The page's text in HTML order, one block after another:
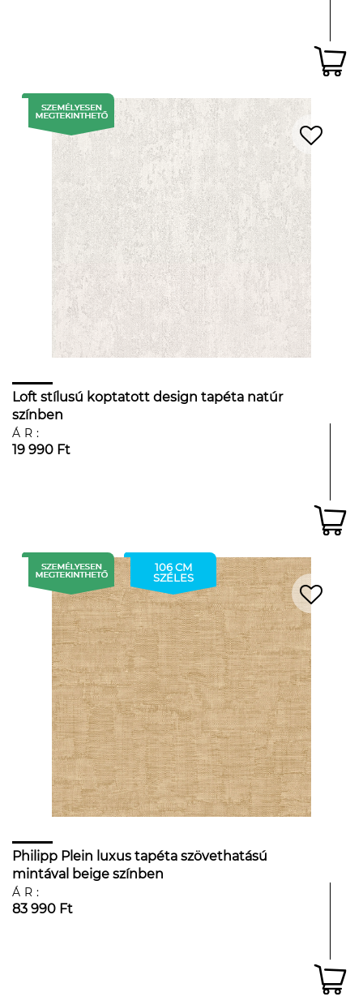
Loft stílusú koptatott design tapéta natúr
színben
ÁR:
19 990 Ft
106 CM
SZÉLES
Philipp Plein luxus tapéta szövethatású
mintával beige színben
ÁR:
83 990 Ft